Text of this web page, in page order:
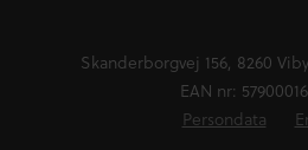
Skanderborgvej 156, 8260 Viby
EAN nr:
Persondata